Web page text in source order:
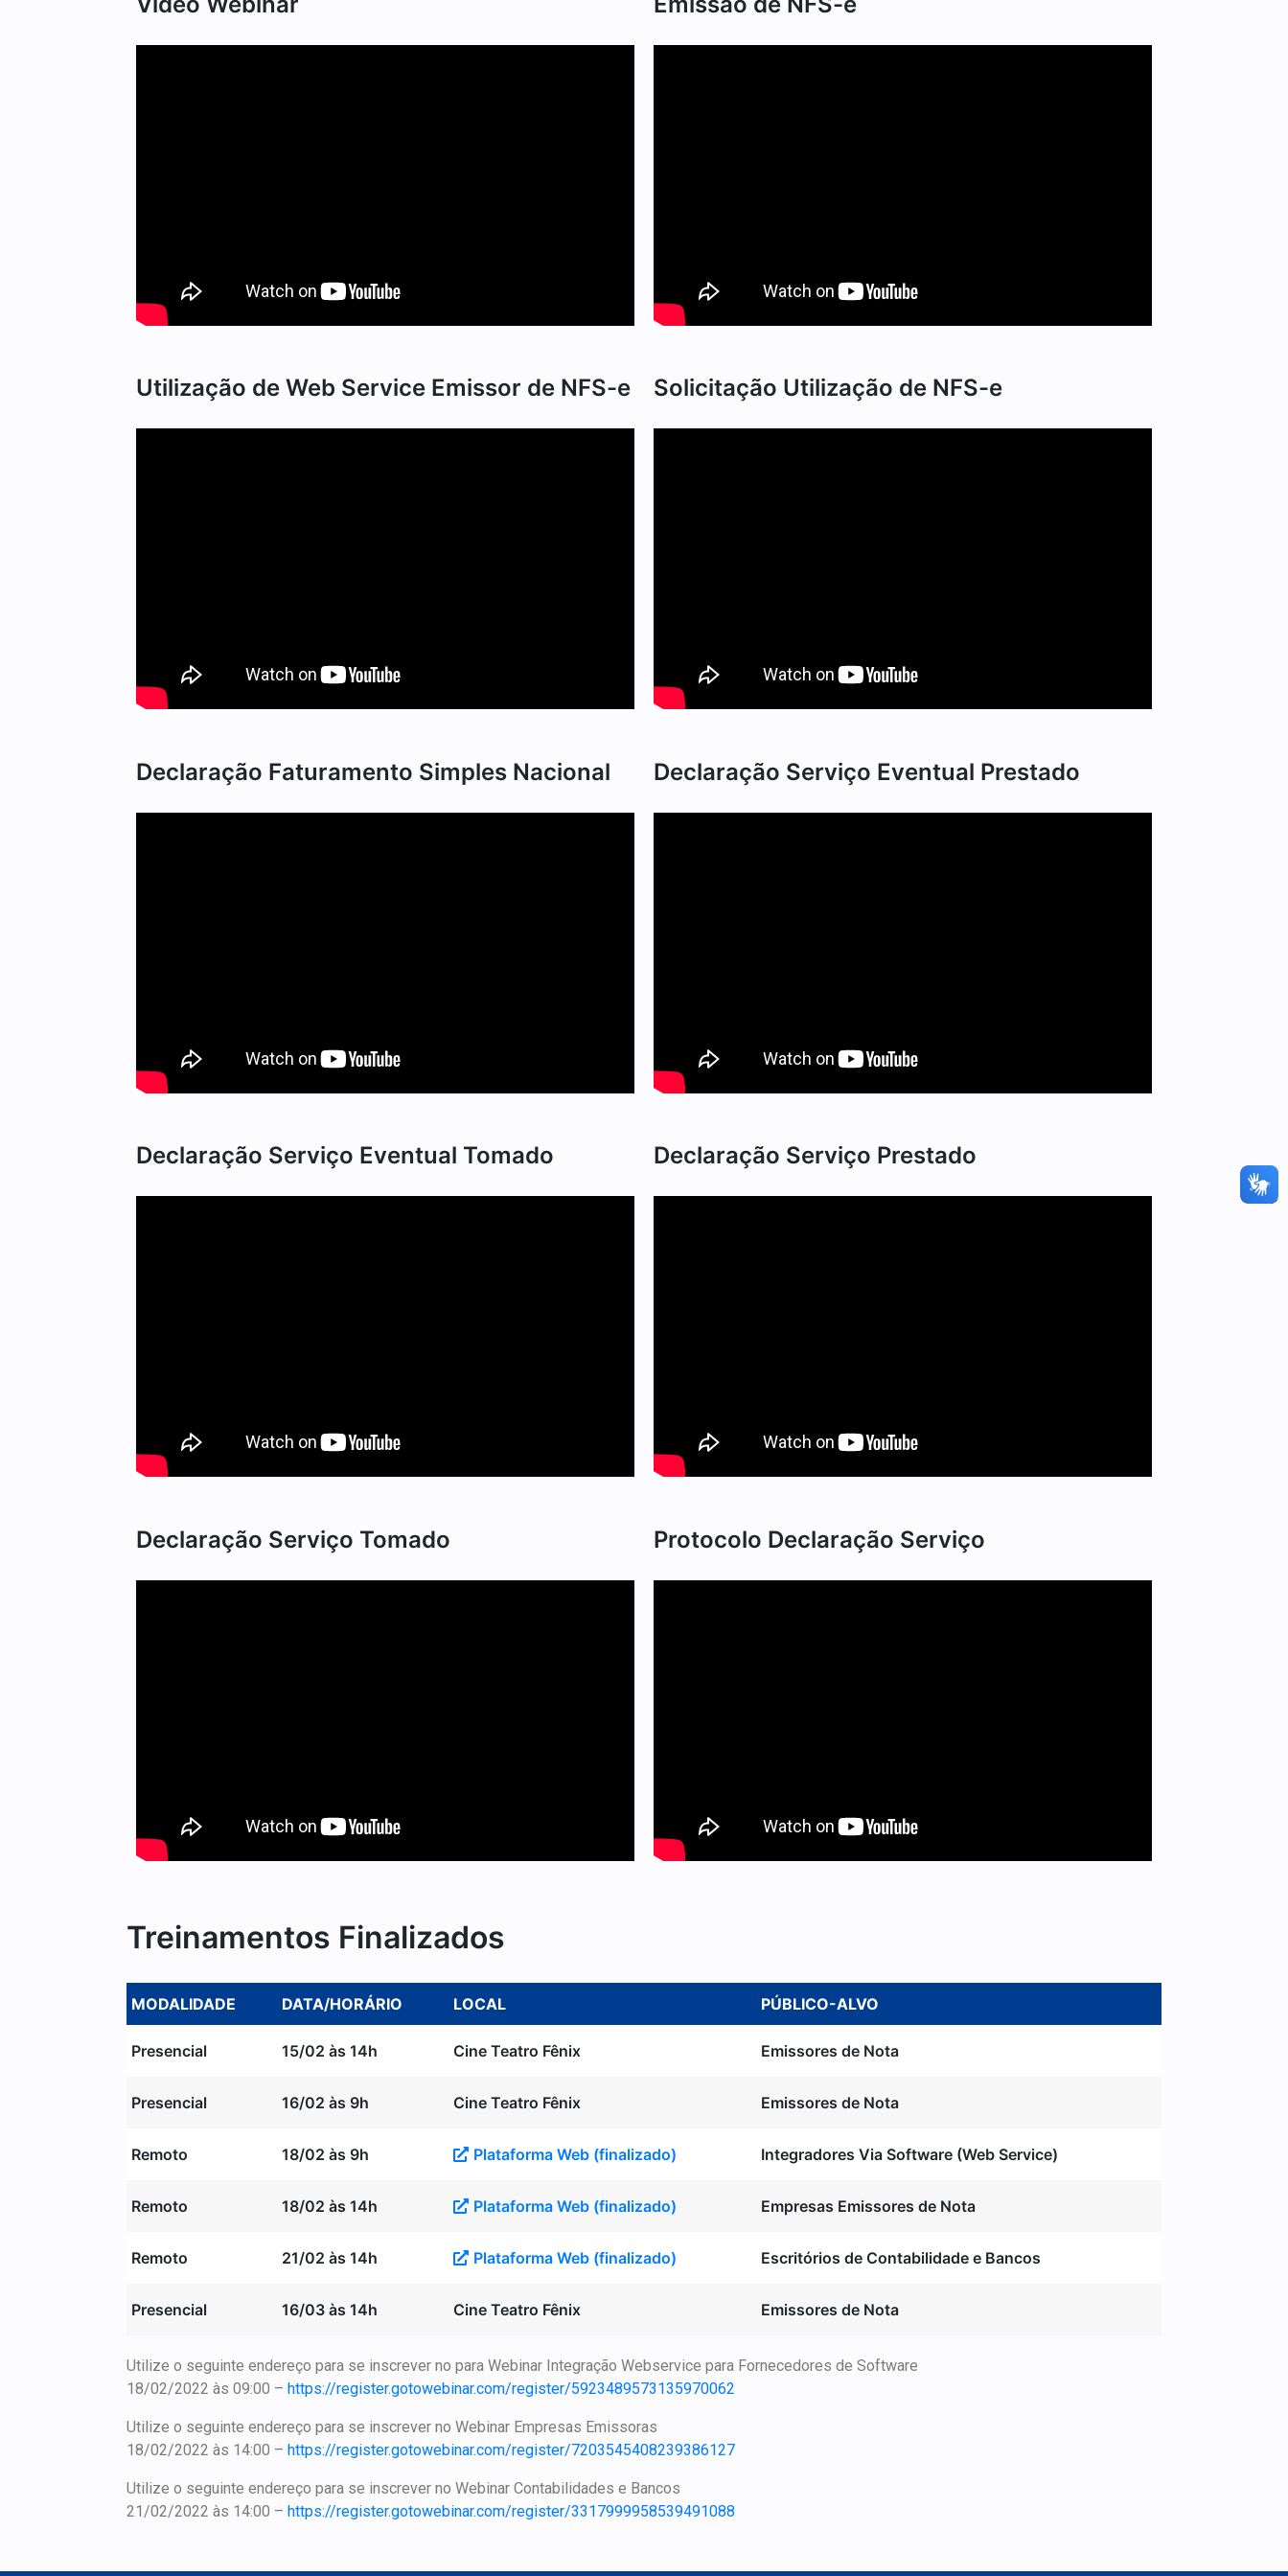
Utilização de Web Service Emissor de NFS-e Solicitação Utilização de NFS-e
Declaração Faturamento Simples Nacional Declaração Serviço Eventual Prestado
Declaração Serviço Eventual Tomado Declaração Serviço Prestado
Declaração Serviço Tomado Protocolo Declaração Serviço
Treinamentos Finalizados
MODALIDADE DATA/HORÁRIO LOCAL PÚBLICO-ALVO
Presencial 15/02 às 14h Cine Teatro Fênix Emissores de Nota
Presencial 16/02 às 9h Cine Teatro Fênix Emissores de Nota
Remoto 18/02 às 9h Plataforma Web (finalizado) Integradores Via Software (Web Service)
Remoto 18/02 às 14h Plataforma Web (finalizado) Empresas Emissores de Nota
Remoto 21/02 às 14h Plataforma Web (finalizado) Escritórios de Contabilidade e Bancos
Presencial 16/03 às 14h Cine Teatro Fênix Emissores de Nota
Utilize o seguinte endereço para se inscrever no para Webinar Integração Webservice para Fornecedores de Software
18/02/2022 às 09:00 – https://register.gotowebinar.com/register/5923489573135970062
Utilize o seguinte endereço para se inscrever no Webinar Empresas Emissoras
18/02/2022 às 14:00 – https://register.gotowebinar.com/register/7203545408239386127
Utilize o seguinte endereço para se inscrever no Webinar Contabilidades e Bancos
21/02/2022 às 14:00 – https://register.gotowebinar.com/register/3317999958539491088